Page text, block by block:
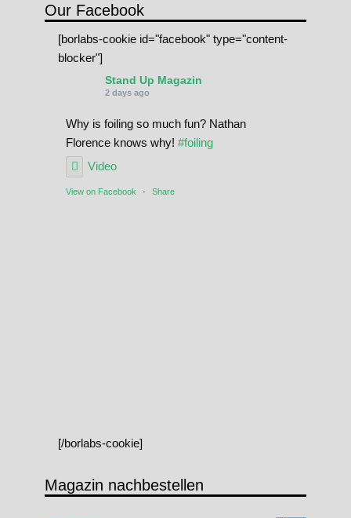
Our Facebook
[borlabs-cookie id="facebook" type="content-
blocker"]
Stand Up Magazin
2 days ago
Why is foiling so much fun? Nathan
Florence knows why! #foiling
Video
View on Facebook · Share
[/borlabs-cookie]
Magazin nachbestellen